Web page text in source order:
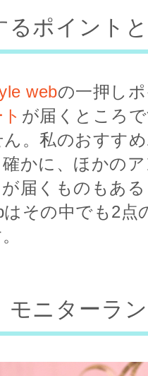
るポイント
webの一押し
が届くところ
。私のおすす
かに、ほかの
届くものもあ
その中でも2点
ニターラ